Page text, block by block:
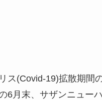
ス(Covid-19)拡散期間
6月末、サザンニュー